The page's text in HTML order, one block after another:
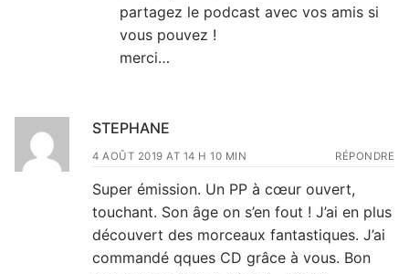
partagez le podcast avec vos amis si
vous pouvez !
merci…
STEPHANE
4 AOÛT 2019 AT 14 H 10 MIN RÉPONDRE
Super émission. Un PP à cœur ouvert,
touchant. Son âge on s’en fout ! J’ai en plus
découvert des morceaux fantastiques. J’ai
commandé qques CD grâce à vous. Bon